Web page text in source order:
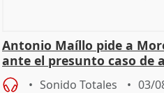
Antonio Maíllo pide a
ante el presunto caso de
Sonido Totales 03/